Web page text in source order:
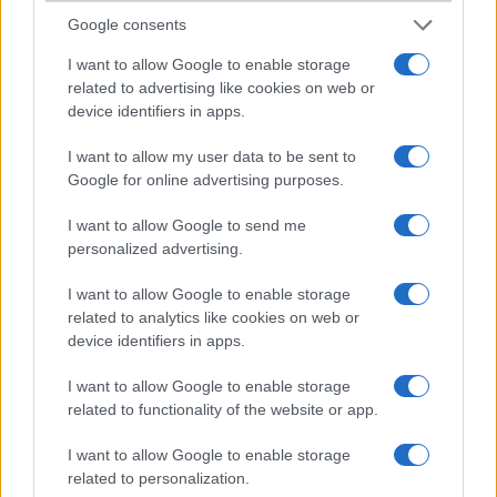
Google consents
I want to allow Google to enable storage
related to advertising like cookies on web or
device identifiers in apps.
I want to allow my user data to be sent to
Google for online advertising purposes.
I want to allow Google to send me
personalized advertising.
I want to allow Google to enable storage
related to analytics like cookies on web or
device identifiers in apps.
I want to allow Google to enable storage
related to functionality of the website or app.
I want to allow Google to enable storage
related to personalization.
megapixel???amúgy én megelégednék egy olyan telefonnal amibe
van 2megapixel meg wifi azt jóvan:D szerintem az infra a mai
világban már egy elfeledett dolog, ez egy belépõ volt h azért mégis
legyen valami de bluetooth-t már egy raknak egy 15000 forintos
mobilba is.szerintem az a telefon még egy olyan a sok közül ami
már 1x megjelent csak kiadják máskülsõvel, de szerintem ebben a
2008-12-17 12:18:56 PM
Tényleg nem értem mit fikáztok, végre nincs joy, mint az általatok
annyira istenített k800-ban. És biztosan sokkal jobb minõségû a
kijelzõje, ami 2.2"
roteir
2008-12-25 11:30:11 PM